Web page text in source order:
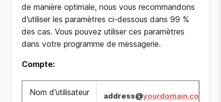
de manière optimale, nous vous recommandons
d'utiliser les paramètres ci-dessous dans 99 %
des cas. Vous pouvez utiliser ces paramètres
dans votre programme de messagerie.
Compte:
Nom d'utilisateur address@yourdomain.com